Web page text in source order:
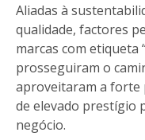
Aliadas à
qualidade, factores
marcas com etiqueta
prosseguiram o
aproveitaram a forte
de elevado prestígio
negócio.